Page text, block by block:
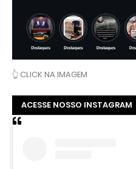
👆 CLICK NA IMAGEM
ACESSE NOSSO INSTAGRAM